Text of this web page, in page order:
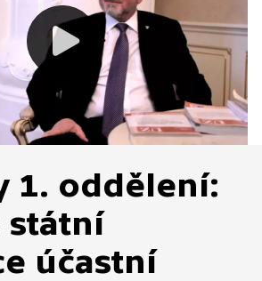
1. oddělení:
státní
účastní